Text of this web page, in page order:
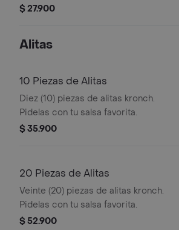
papa a la francesa, una (1) Coca Cola
$ 27.900
Alitas
10 Piezas de Alitas
Diez (10) piezas de alitas kronch.
Pidelas con tu salsa favorita.
$ 35.900
20 Piezas de Alitas
Veinte (20) piezas de alitas kronch.
Pidelas con tu salsa favorita.
$ 52.900